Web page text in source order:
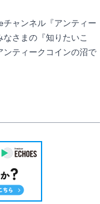
ャンネル『アンティー
さまの『知りたいこ
ンティークコインの沼で